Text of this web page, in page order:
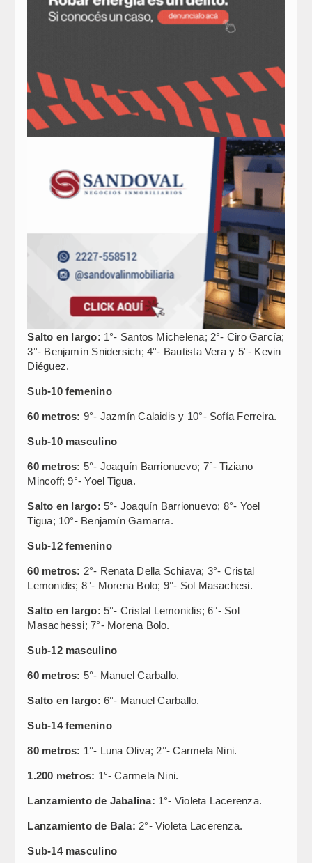
Salto en largo: 1°- Santos Michelena; 2°- Ciro García;
3°- Benjamín Snidersich; 4°- Bautista Vera y 5°- Kevin
Diéguez.
Sub-10 femenino
60 metros: 9°- Jazmín Calaidis y 10°- Sofía Ferreira.
Sub-10 masculino
60 metros: 5°- Joaquín Barrionuevo; 7°- Tiziano
Mincoff; 9°- Yoel Tigua.
Salto en largo:5°- Joaquín Barrionuevo; 8°- Yoel
Tigua; 10°- Benjamín Gamarra.
Sub-12 femenino
60 metros: 2°- Renata Della Schiava; 3°- Cristal
Lemonidis; 8°- Morena Bolo; 9°- Sol Masachesi.
Salto en largo:5°- Cristal Lemonidis; 6°- Sol
Masachessi; 7°- Morena Bolo.
Sub-12 masculino
60 metros: 5°- Manuel Carballo.
Salto en largo:6°- Manuel Carballo.
Sub-14 femenino
80 metros: 1°- Luna Oliva; 2°- Carmela Nini.
1.200 metros: 1°- Carmela Nini.
Lanzamiento de Jabalina: 1°- Violeta Lacerenza.
Lanzamiento de Bala: 2°- Violeta Lacerenza.
Sub-14 masculino